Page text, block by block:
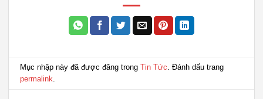
Mục nhập này đã được đăng trongTin Tức . Đánh dấu trang
permalink